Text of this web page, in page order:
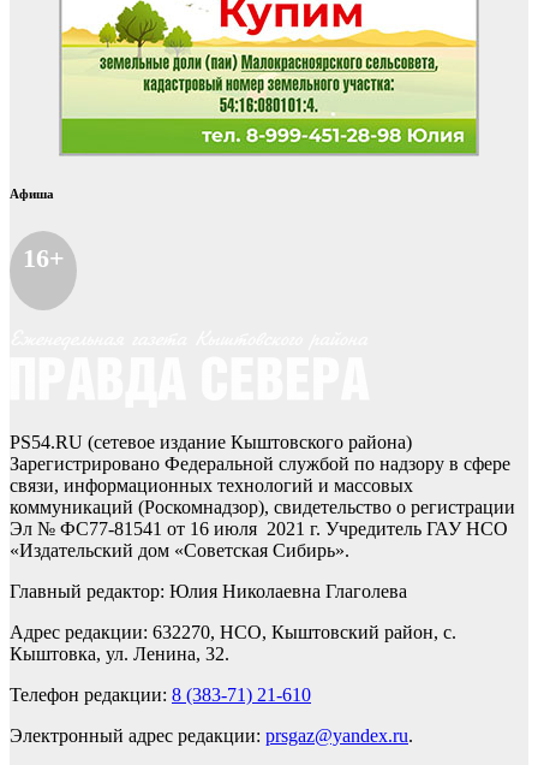
Афиша
16+
PS54.RU (сетевое издание Кыштовского района)
Зарегистрировано Федеральной службой по надзору в сфере
связи, информационных технологий и массовых
коммуникаций (Роскомнадзор), свидетельство о регистрации
Эл № ФС77-81541 от 16 июля 2021 г. Учредитель ГАУ НСО
«Издательский дом «Советская Сибирь».
Главный редактор: Юлия Николаевна Глаголева
Адрес редакции: 632270, НСО, Кыштовский район, с.
Кыштовка, ул. Ленина, 32.
Телефон редакции: 8 (383-71) 21-610
Электронный адрес редакции: prsgaz@yandex.ru.